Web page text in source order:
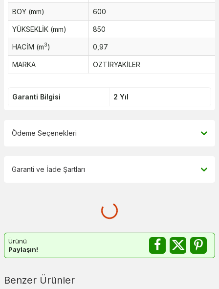
BOY (mm) 600
YÜKSEKLİK (mm) 850
HACİM (m3) 0,97
MARKA ÖZTİRYAKİLER
Garanti Bilgisi 2 Yıl
Ödeme Seçenekleri
Garanti ve İade Şartları
Ürünü
Paylaşın!
Benzer Ürünler